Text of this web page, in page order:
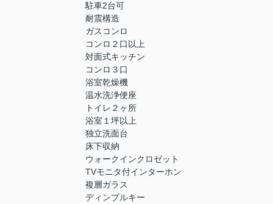
駐車2台可
耐震構造
ガスコンロ
コンロ２口以上
対面式キッチン
コンロ３口
浴室乾燥機
温水洗浄便座
トイレ２ヶ所
浴室１坪以上
独立洗面台
床下収納
ウォークインクロゼット
TVモニタ付インターホン
複層ガラス
ディンプルキー